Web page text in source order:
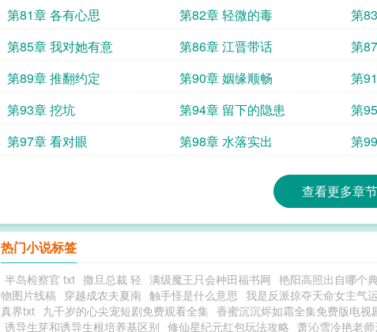
第81章 各有心思
第82章 轻微的毒 第
第85章 我对她有意
第86章 江晋带话 第
第89章 推翻约定
第90章 姻缘顺畅 第
第93章 挖坑
第94章 留下的隐患 第
第97章 看对眼
第98章 水落实出 第
查看更多章
热门小说标签
半岛检察官 txt 撒旦总裁 轻 满级魔王只会种田福书网 艳阳高照出自哪个
物图片线稿 穿越成农夫夏南 触手怪是什么意思 我是反派掠夺天命女主气
真界txt 九千岁的心尖宠短剧免费观看全集 香蜜沉沉烬如霜全集免费版电视
诱导生芽和诱导生根培养基区别 修仙星纪元红包玩法攻略 萧沁雪冷艳老师